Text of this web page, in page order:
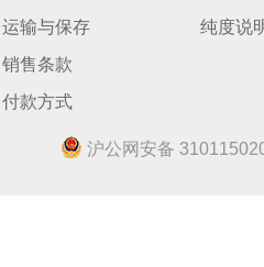
运输与保存
销售条款
付款方式
纯度说
沪公网安备